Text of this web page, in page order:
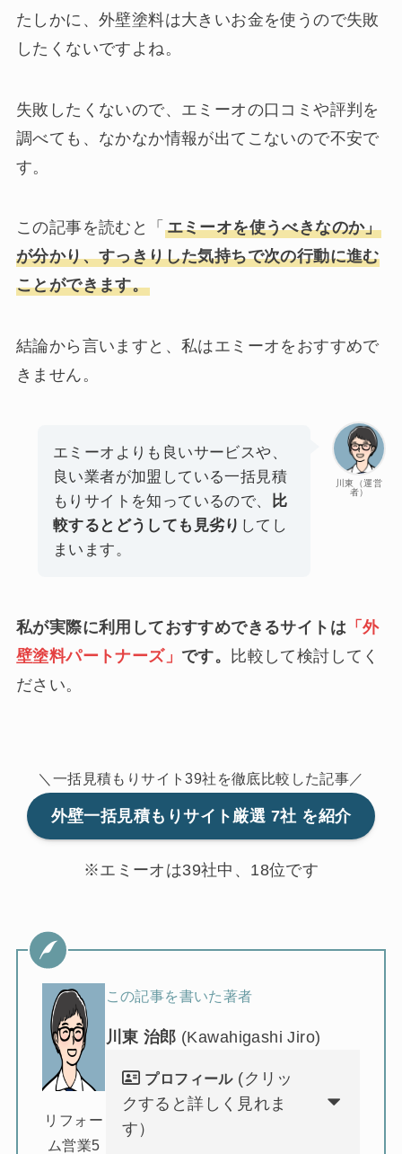
たしかに、外壁塗料は大きいお金を使うので失敗
したくないですよね。
失敗したくないので、エミーオの口コミや評判を
調べても、なかなか情報が出てこないので不安で
す。
この記事を読むと「 エミーオを使うべきなのか」
が分かり、すっきりした気持ちで次の行動に進む
ことができます。
結論から言いますと、私はエミーオをおすすめで
きません。
川東（運営
者）
エミーオよりも良いサービスや、
良い業者が加盟している一括見積
もりサイトを知っているので、
比
較するとどうしても見劣り してし
まいます。
私が実際に利用しておすすめできるサイトは 「外
壁塗料パートナーズ」 です。
比較して検討してく
ださい。
＼一括見積もりサイト39社を徹底比較した記事／
外壁一括見積もりサイト 厳選 7社 を紹介
※エミーオは39社中、18位です
リフォー
ム営業5
この記事を書いた著者
川東 治郎 (Kawahigashi Jiro)
プロフィール(クリッ
クすると詳しく見れま
す）